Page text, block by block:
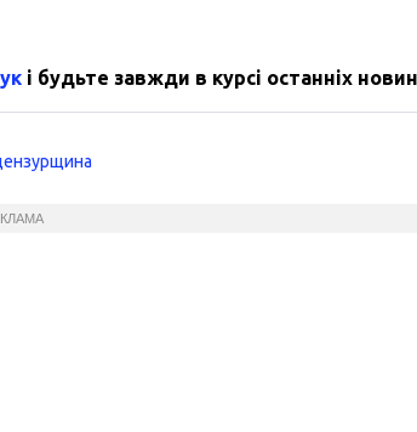
і будьте завжди в курсі останніх